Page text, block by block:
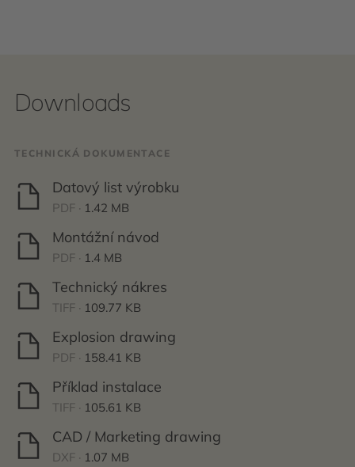
Downloads
TECHNICKÁ DOKUMENTACE
Datový list výrobku
PDF · 1.42 MB
Montážní návod
PDF · 1.4 MB
Technický nákres
TIFF · 109.77 KB
Explosion drawing
PDF · 158.41 KB
Příklad instalace
TIFF · 105.61 KB
CAD / Marketing drawing
DXF · 1.07 MB